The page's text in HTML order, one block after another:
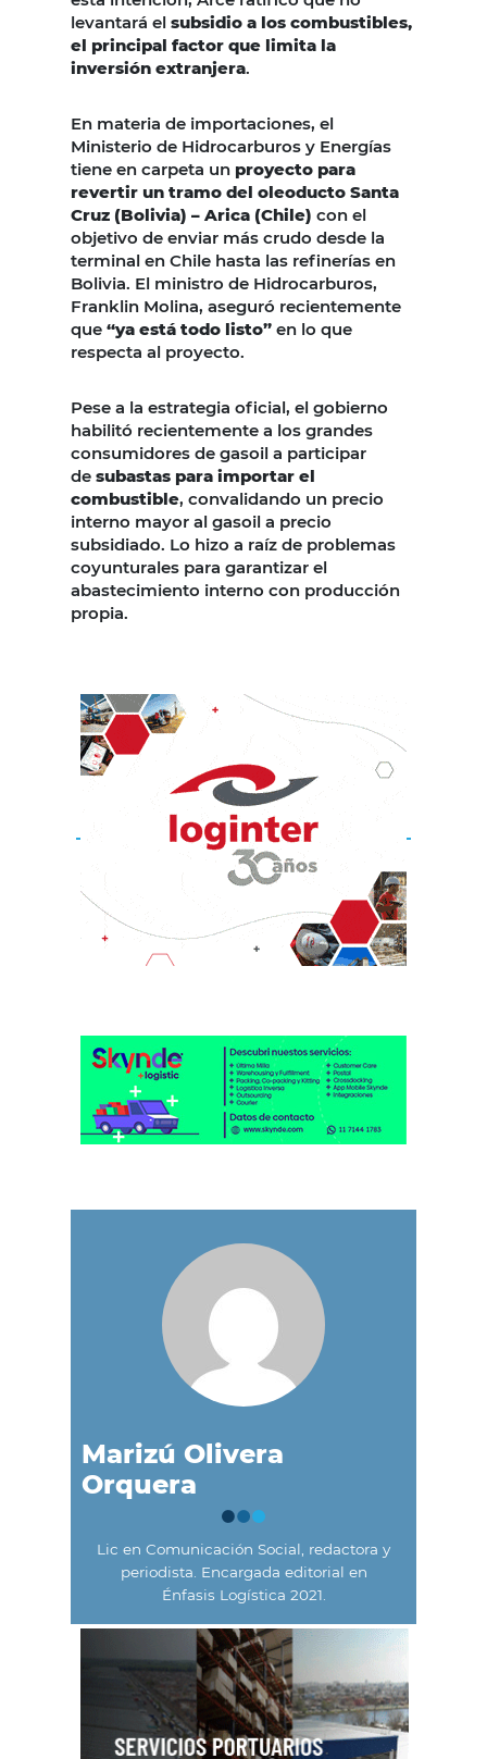
levantará el subsidio a los combustibles,
el principal factor que limita la
inversión extranjera.
En materia de importaciones, el
Ministerio de Hidrocarburos y Energías
tiene en carpeta un proyecto para
revertir un tramo del oleoducto Santa
Cruz (Bolivia) – Arica (Chile) con el
objetivo de enviar más crudo desde la
terminal en Chile hasta las refinerías en
Bolivia. El ministro de Hidrocarburos,
Franklin Molina, aseguró recientemente
que “ya está todo listo” en lo que
respecta al proyecto.
Pese a la estrategia oficial, el gobierno
habilitó recientemente a los grandes
consumidores de gasoil a participar
de subastas para importar el
combustible, convalidando un precio
interno mayor al gasoil a precio
subsidiado. Lo hizo a raíz de problemas
coyunturales para garantizar el
abastecimiento interno con producción
propia.
Marizú Olivera
Orquera
Lic en Comunicación Social, redactora y
periodista. Encargada editorial en
Énfasis Logística 2021.